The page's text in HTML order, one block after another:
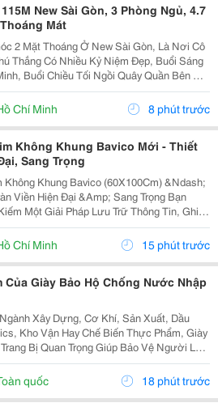
New Sài Gòn, 3 Phòng Ngủ, 4.7
Mát
2 Mặt Thoáng Ở New Sài Gòn, Là Nơi Cô
Thắng Có Nhiều Kỷ Niệm Đẹp, Buổi Sáng
Buổi Chiều Tối Ngồi Quây Quần Bên Gia
Bị Sang Ở Căn Biệt Thự Nên Đành
Hộ Này Lại Với Giá 4.7 Tỷ - Căn Hộ...
Chí Minh 8 phút trước
Không Khung Bavico Mới - Thiết
Sang Trọng
Không Khung Bavico (60X100Cm) &Ndash;
Viền Hiện Đại &Amp; Sang Trọng Bạn
Một Giải Pháp Lưu Trữ Thông Tin, Ghi
Vừa Tiện Lợi Vừa Nâng Tầm Thẩm Mỹ
Gian Sống Và Làm Việc? Bảng Ghim
Chí Minh 15 phút trước
Của Giày Bảo Hộ Chống Nước Nhập
Xây Dựng, Cơ Khí, Sản Xuất, Dầu
Kho Vận Hay Chế Biến Thực Phẩm, Giày
Bị Quan Trọng Giúp Bảo Vệ Người Lao
Những Nguy Cơ Tiềm Ẩn Trong Môi Trường
Đối Với Những Công Việc Thường Xuyên...
quốc 18 phút trước